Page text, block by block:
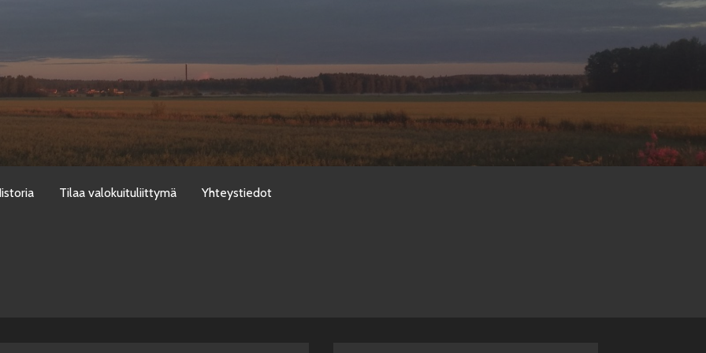
Tilaa valokuituliittymä Yhteystiedot